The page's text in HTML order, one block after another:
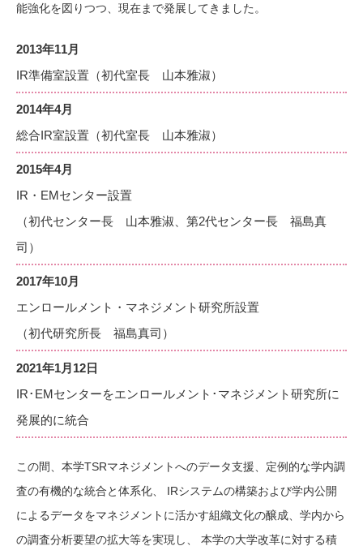
能強化を図りつつ、現在まで発展してきました。
2013年11月
IR準備室設置（初代室長 山本雅淑）
2014年4月
総合IR室設置（初代室長 山本雅淑）
2015年4月
IR・EMセンター設置
（初代センター長 山本雅淑、第2代センター長 福島真
司）
2017年10月
エンロールメント・マネジメント研究所設置
（初代研究所長 福島真司）
2021年1月12日
IR･EMセンターをエンロールメント･マネジメント研究所に
発展的に統合
この間、本学TSRマネジメントへのデータ支援、定例的な学内調
査の有機的な統合と体系化、 IRシステムの構築および学内公開
によるデータをマネジメントに活かす組織文化の醸成、学内から
の調査分析要望の拡大等を実現し、 本学の大学改革に対する積